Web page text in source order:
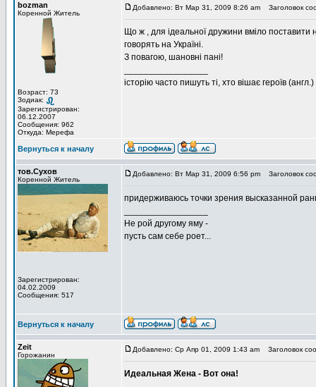
bozman
Коренной Житель
Возраст: 73
Зодиак:
Зарегистрирован:
06.12.2007
Сообщения: 962
Откуда: Мерефа
Добавлено: Вт Мар 31, 2009 8:26 am Заголовок
Що ж , для ідеальної дружини вміло
говорять на Україні.
З повагою, шановні пані!
історію часто пишуть ті, хто вішає героїв
Вернуться к началу
тов.Сухов
Коренной Житель
Зарегистрирован:
04.02.2009
Сообщения: 517
Добавлено: Вт Мар 31, 2009 6:56 pm Заголовок
придерживаюсь точки зрения высказанной
Не рой другому яму -
пусть сам себе роет...
Вернуться к началу
Zeit
Горожанин
Добавлено: Ср Апр 01, 2009 1:43 am Заголовок
Идеальная Жена - Вот она!